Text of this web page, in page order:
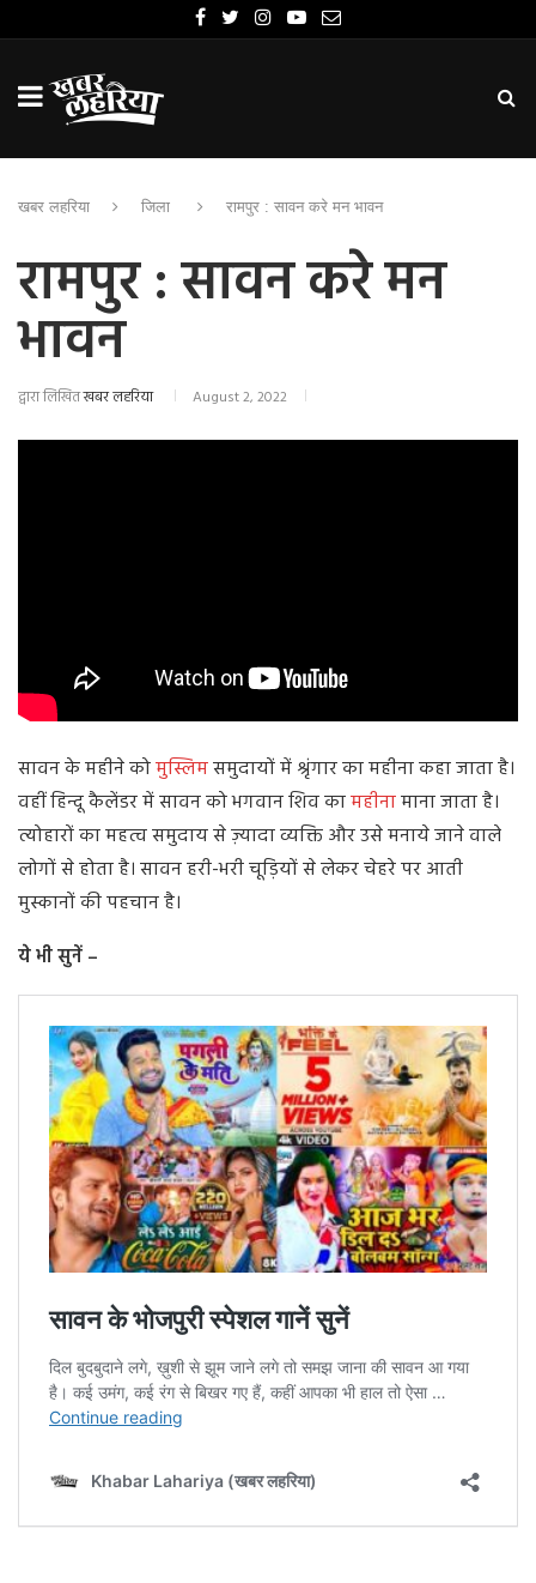
खबर लहरिया जिला रामपुर : सावन करे मन भावन
रामपुर : सावन करे मन
भावन
द्वारा लिखितखबर लहरिया August 2, 2022
सावन के महीने कोमुस्लिमसमुदायों में श्रृंगार का महीना कहा जाता है।
वहीं हिन्दू कैलेंडर में सावन को भगवान शिव कामहीनामाना जाता है।
त्योहारों का महत्व समुदाय से ज़्यादा व्यक्ति और उसे मनाये जाने वाले
लोगों से होता है। सावन हरी-भरी चूड़ियों से लेकर चेहरे पर आती
मुस्कानों की पहचान है।
ये भी सुनें –